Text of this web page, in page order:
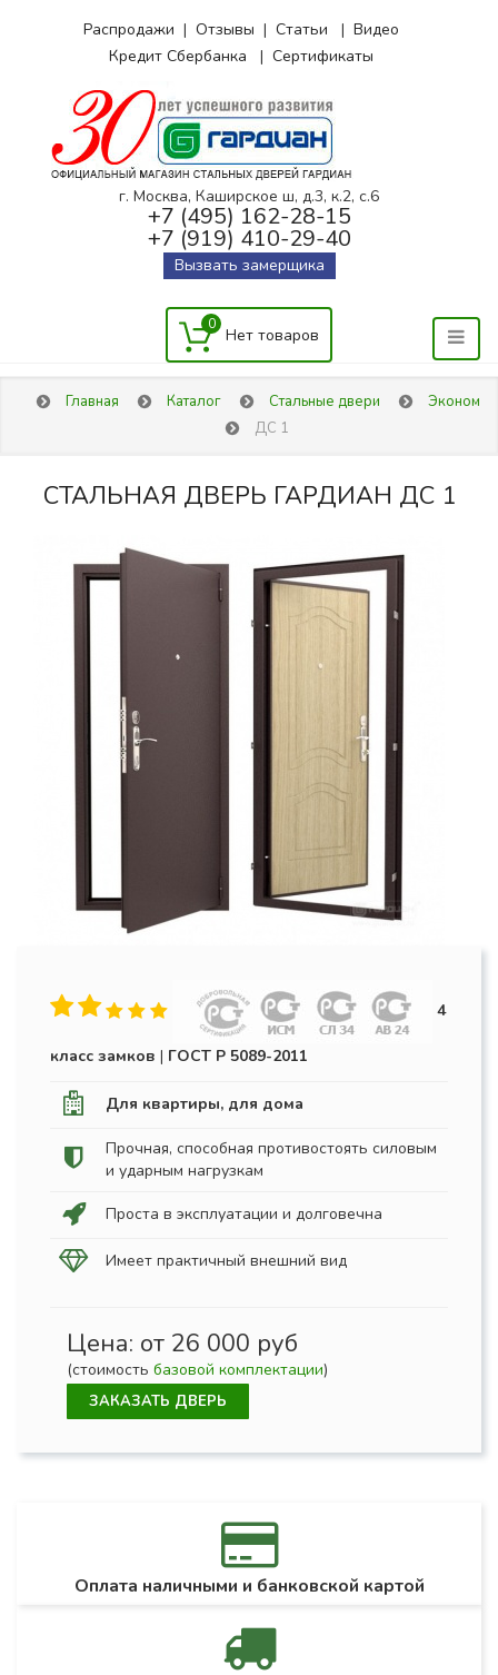
Распродажи | Отзывы | Статьи | Видео
Кредит Сбербанка | Сертификаты
г. Москва, Каширское ш, д.3, к.2, с.6
+7 (495) 162-28-15
+7 (919) 410-29-40
Вызвать замерщика
0
Главная Каталог Стальные двери
Эконом
ДС 1
СТАЛЬНАЯ ДВЕРЬ ГАРДИАН ДС 1
4
класс замков | ГОСТ Р 5089-2011
Для квартиры, для дома
Прочная, способная противостоять силовым
и ударным нагрузкам
Проста в эксплуатации и долговечна
Имеет практичный внешний вид
Цена: от 26 000 руб
(стоимость базовой комплектации)
ЗАКАЗАТЬ ДВЕРЬ
Оплата наличными и банковской картой